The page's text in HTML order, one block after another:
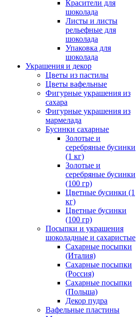
Красители для
шоколада
Листы и листы
рельефные для
шоколада
Упаковка для
шоколада
Украшения и декор
Цветы из пастилы
Цветы вафельные
Фигурные украшения из
сахара
Фигурные украшения из
мармелада
Бусинки сахарные
Золотые и
серебряные бусинки
(1 кг)
Золотые и
серебряные бусинки
(100 гр)
Цветные бусинки (1
кг)
Цветные бусинки
(100 гр)
Посыпки и украшения
шоколадные и сахаристые
Сахарные посыпки
(Италия)
Сахарные посыпки
(Россия)
Сахарные посыпки
(Польша)
Декор пудра
Вафельные пластины